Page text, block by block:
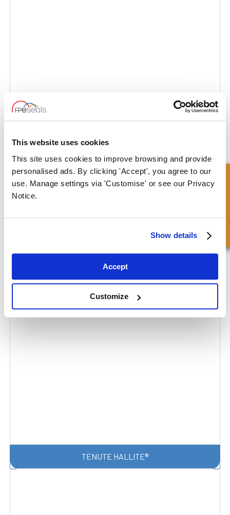
This website uses cookies
This site uses cookies to improve browsing and provide
personalised ads. By clicking 'Accept', you agree to our
use. Manage settings via 'Customise' or see our Privacy
Notice.
Show details
Accept
Customize
GUARNIZIONI PER STELO
TENUTE HALLITE®
Richiesta Veloce